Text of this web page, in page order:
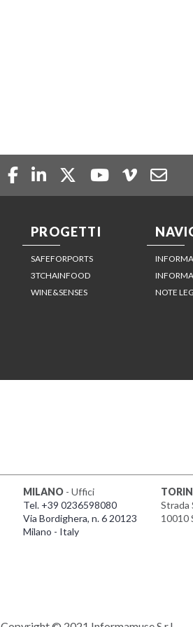
PROGETTI
SAFEFORPORTS
3TCHAINFOOD
WINE&SENSES
NOTE
MILANO- Uffici
Tel. +39 0236598080
Via Bordighera, n. 6 20123
Milano - Italy
Strada
10010